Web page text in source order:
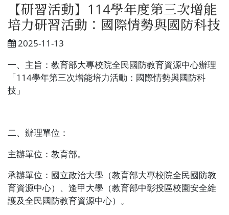
【研習活動】114學年度第三次增能
培力研習活動：國際情勢與國防科技
2025-11-13
一、主旨：教育部大專校院全民國防教育資源中心辦理
「114學年第三次增能培力活動：國際情勢與國防科
技」
二、辦理單位：
主辦單位：教育部。
承辦單位：國立政治大學（教育部大專校院全民國防教
育資源中心）、逢甲大學（教育部中彰投區校園安全維
護及全民國防教育資源中心）。